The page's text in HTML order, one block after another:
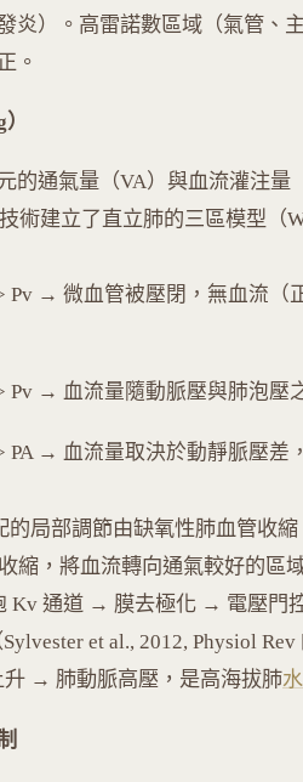
炎）。高雷諾數區域（氣管、
。
的通氣量（VA）與血流灌注量
術建立了直立肺的三區模型（
Pv → 微血管被壓閉，無血流
Pv → 血流量隨動脈壓與肺泡壓
PA → 血流量取決於動靜脈壓差
的局部調節由缺氧性肺血管收
縮，將血流轉向通氣較好的區
Kv 通道 → 膜去極化 → 電壓門控
et al., 2012, Physiol
升 → 肺動脈高壓，是高海拔肺